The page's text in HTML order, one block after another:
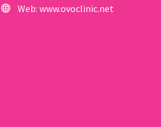
Web: www.ovoclinic.net